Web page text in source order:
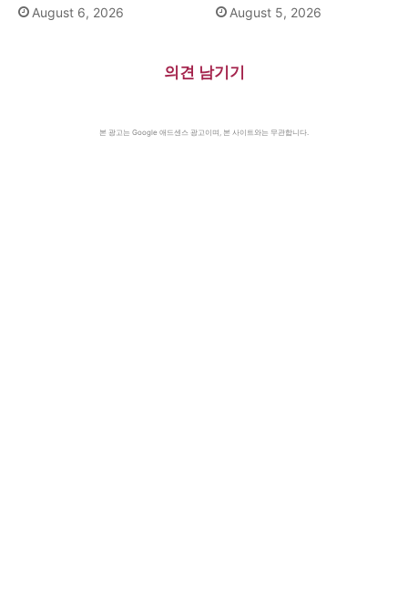
August 6, 2026 August 5, 2026
의견 남기기
본 광고는 Google 애드센스 광고이며, 본 사이트와는 무관합니다.